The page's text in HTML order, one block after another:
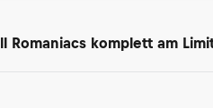
Romaniacs komplett am